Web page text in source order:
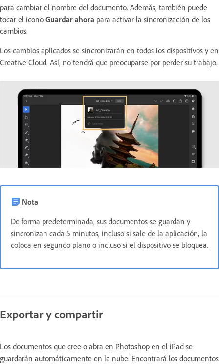
para cambiar el nombre del documento. Además, también puede
tocar el icono Guardar ahora para activar la sincronización de los
cambios.
Los cambios aplicados se sincronizarán en todos los dispositivos y en
Creative Cloud. Así, no tendrá que preocuparse por perder su trabajo.
Nota
De forma predeterminada, sus documentos se guardan y
sincronizan cada 5 minutos, incluso si sale de la aplicación, la
coloca en segundo plano o incluso si el dispositivo se bloquea.
Exportar y compartir
Los documentos que cree o abra en Photoshop en el iPad se
guardarán automáticamente en la nube. Encontrará los documentos